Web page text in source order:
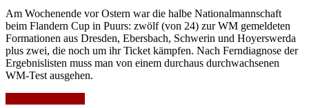
Am Wochenende vor Ostern war die halbe Nationalmannschaft
beim Flandern Cup in Puurs: zwölf (von 24) zur WM gemeldeten
Formationen aus Dresden, Ebersbach, Schwerin und Hoyerswerda
plus zwei, die noch um ihr Ticket kämpfen. Nach Ferndiagnose der
Ergebnislisten muss man von einem durchaus durchwachsenen
WM-Test ausgehen.